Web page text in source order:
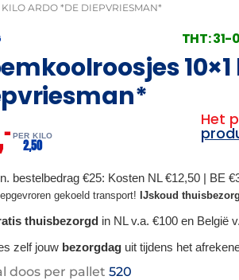
KILO ARDO *DE DIEPVRIESMAN*
THT:
10×1
– PER KILO
2,50
Het
bestelbedrag €25: Kosten NL €12,50 | BE
gekoeld transport!IJskoud
thuisbezorgd in NL v.a. €100 en België
zelf jouw bezorgdag uit tijdens het
doos per pallet520